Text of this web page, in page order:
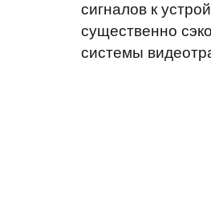
сигналов к
существенно
системы